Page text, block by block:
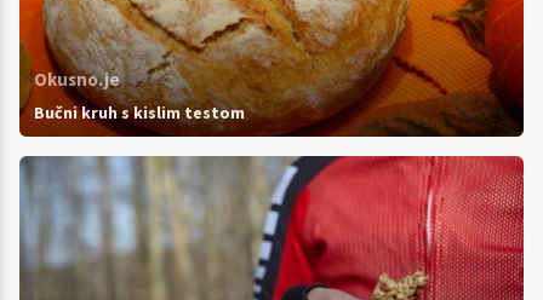
Okusno.je
Bučni kruh s kislim testom